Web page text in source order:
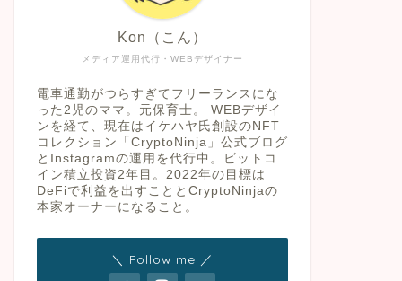
メディア運用代行・WEBデザイナー
Kon（こん）
電車通勤がつらすぎてフリーランスにな
った2児のママ。元保育士。 WEBデザイ
ンを経て、現在はイケハヤ氏創設のNFT
コレクション「CryptoNinja」公式ブログ
とInstagramの運用を代行中。ビットコ
イン積立投資2年目。2022年の目標は
DeFiで利益を出すこととCryptoNinjaの
本家オーナーになること。
＼ Follow me ／